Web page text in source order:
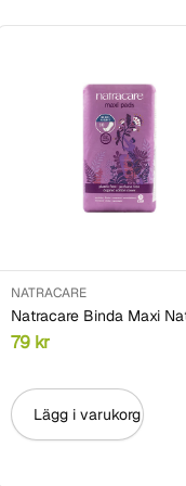
NATRACARE
Natracare Binda Maxi
79 kr
Lägg i varukorg